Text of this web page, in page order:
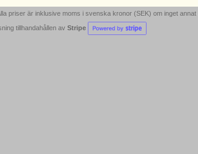
priser är inklusive moms i svenska kronor (SEK) om inget annat
tillhandahållen av Stripe